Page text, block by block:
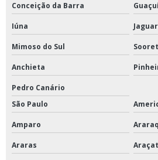
Mesa agitadora com movimento orbital
Mesa agitadora para solos
Mesa necropsia inox
Mesa para necropsia com cuba
Moinho de bolas de bancada
Conceição da Barra
Iúna
Mimoso do Sul
Anchieta
Pedro Canário
São Paulo
Amparo
Araras